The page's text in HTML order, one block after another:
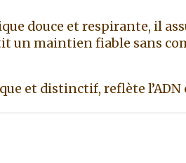
douce et respirante, il
un maintien fiable sans
et distinctif, reflète